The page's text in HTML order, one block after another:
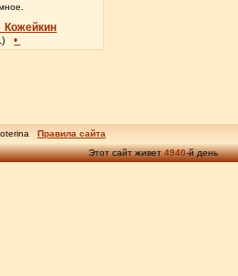
•
Правила сайта
Этот сайт живет4940-й день